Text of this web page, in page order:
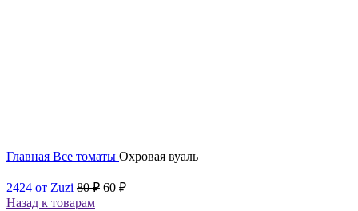
Главная Все томаты Охровая вуаль
2424 от Zuzi 80₽ Первоначальная
60 ₽Текущая
Назад к товарам